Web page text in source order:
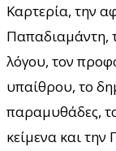
Καρτερία, την
Παπαδιαμάντη,
λόγου, τον
υπαίθρου, το
παραμυθάδες,
κείμενα και